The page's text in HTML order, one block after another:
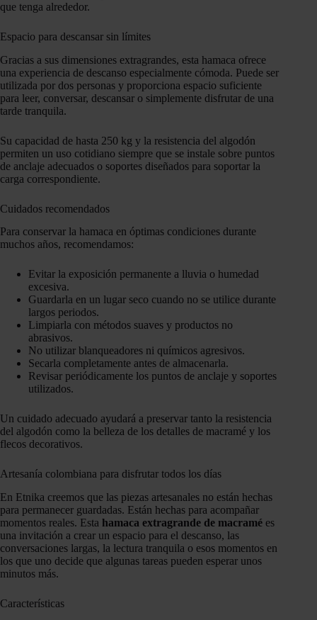
que tenga alrededor.
Espacio para descansar sin límites
Gracias a sus dimensiones extragrandes, esta hamaca ofrece
una experiencia de descanso especialmente cómoda. Puede ser
utilizada por dos personas y proporciona espacio suficiente
para leer, conversar, descansar o simplemente disfrutar de una
tarde tranquila.
Su capacidad de hasta 250 kg y la resistencia del algodón
permiten un uso cotidiano siempre que se instale sobre puntos
de anclaje adecuados o soportes diseñados para soportar la
carga correspondiente.
Cuidados recomendados
Para conservar la hamaca en óptimas condiciones durante
muchos años, recomendamos:
Evitar la exposición permanente a lluvia o humedad
excesiva.
Guardarla en un lugar seco cuando no se utilice durante
largos periodos.
Limpiarla con métodos suaves y productos no
abrasivos.
No utilizar blanqueadores ni químicos agresivos.
Secarla completamente antes de almacenarla.
Revisar periódicamente los puntos de anclaje y soportes
utilizados.
Un cuidado adecuado ayudará a preservar tanto la resistencia
del algodón como la belleza de los detalles de macramé y los
flecos decorativos.
Artesanía colombiana para disfrutar todos los días
En Etnika creemos que las piezas artesanales no están hechas
para permanecer guardadas. Están hechas para acompañar
momentos reales. Esta hamaca extragrande de macramé es
una invitación a crear un espacio para el descanso, las
conversaciones largas, la lectura tranquila o esos momentos en
los que uno decide que algunas tareas pueden esperar unos
minutos más.
Características